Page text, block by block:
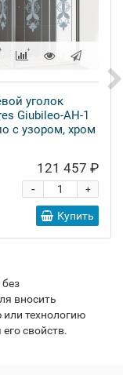
уголок
Giubileo-AH-1
с узором, хром
121 457 ₽
+
-
Купить
вносить
технологию
свойств.